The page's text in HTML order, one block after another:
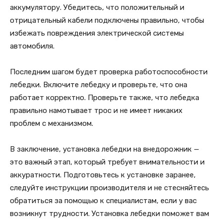
аккумулятору. Убедитесь, что положительный и
отрицательный кабели подключены правильно, чтобы
избежать повреждения электрической системы
автомобиля.
Последним шагом будет проверка работоспособности
лебедки. Включите лебедку и проверьте, что она
работает корректно. Проверьте также, что лебедка
правильно намотывает трос и не имеет никаких
проблем с механизмом.
В заключение, установка лебедки на внедорожник —
это важный этап, который требует внимательности и
аккуратности. Подготовьтесь к установке заранее,
следуйте инструкции производителя и не стесняйтесь
обратиться за помощью к специалистам, если у вас
возникнут трудности. Установка лебедки поможет вам